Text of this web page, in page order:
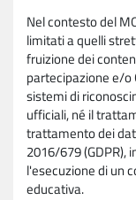
Nel contesto del
limitati a quelli
fruizione dei
partecipazione e/o
sistemi di
ufficiali, né il
trattamento dei
2016/679 (GDPR),
l'esecuzione di un
educativa.